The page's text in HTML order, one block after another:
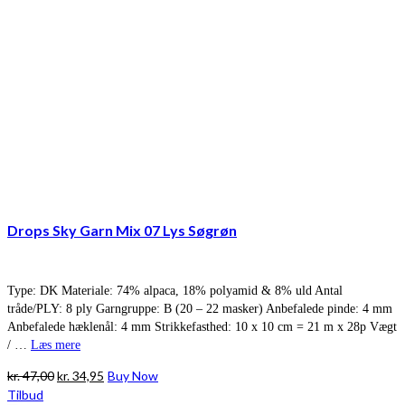
Drops Sky Garn Mix 07 Lys Søgrøn
Type: DK Materiale: 74% alpaca, 18% polyamid & 8% uld Antal
tråde/PLY: 8 ply Garngruppe: B (20 – 22 masker) Anbefalede pinde: 4 mm
Anbefalede hæklenål: 4 mm Strikkefasthed: 10 x 10 cm = 21 m x 28p Vægt
/ … Læs mere
kr.47,00Den
kr.34,95 Den
Buy Now
Tilbud